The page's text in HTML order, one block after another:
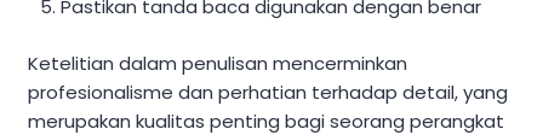
Pastikan tanda baca digunakan dengan benar
Ketelitian dalam penulisan mencerminkan
profesionalisme dan perhatian terhadap detail, yang
merupakan kualitas penting bagi seorang perangkat